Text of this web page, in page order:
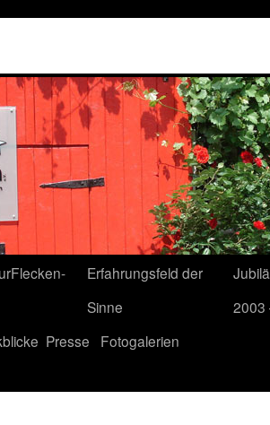
Erfahrungsfeld der
Sinne
2003
Presse Fotogalerien